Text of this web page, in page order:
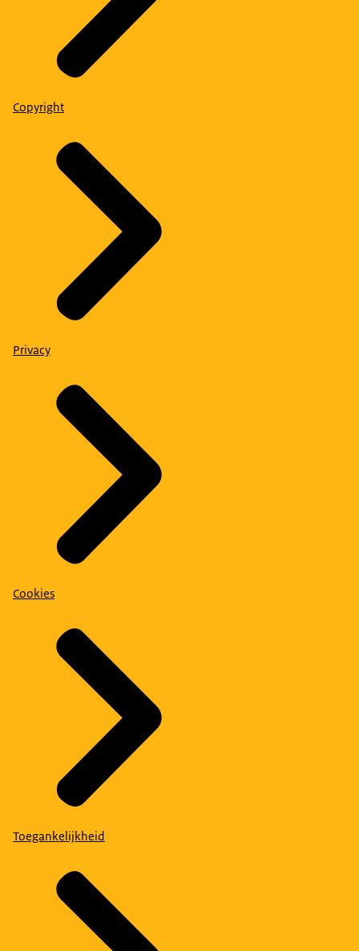
Copyright
Privacy
Cookies
Toegankelijkheid